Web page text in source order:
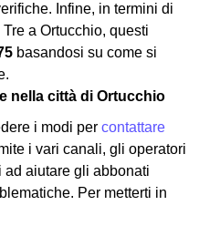
Infine, in termini di
a Ortucchio, questi
basandosi su come si
nella città di Ortucchio
i modi per contattare
i vari canali, gli operatori
ad aiutare gli abbonati
Per metterti in